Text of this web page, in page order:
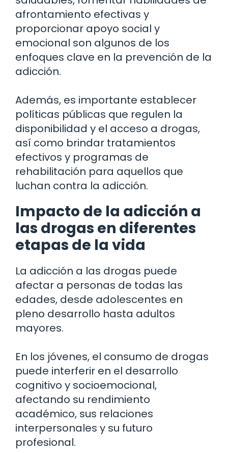
afrontamiento efectivas y
proporcionar apoyo social y
emocional son algunos de los
enfoques clave en la prevención de la
adicción.
Además, es importante establecer
políticas públicas que regulen la
disponibilidad y el acceso a drogas,
así como brindar tratamientos
efectivos y programas de
rehabilitación para aquellos que
luchan contra la adicción.
Impacto de la adicción a
las drogas en diferentes
etapas de la vida
La adicción a las drogas puede
afectar a personas de todas las
edades, desde adolescentes en
pleno desarrollo hasta adultos
mayores.
En los jóvenes, el consumo de drogas
puede interferir en el desarrollo
cognitivo y socioemocional,
afectando su rendimiento
académico, sus relaciones
interpersonales y su futuro
profesional.